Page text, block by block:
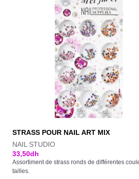
STRASS POUR NAIL ART MIX
NAIL STUDIO
33,50dh
Assortiment de strass ronds de différentes
tailles.